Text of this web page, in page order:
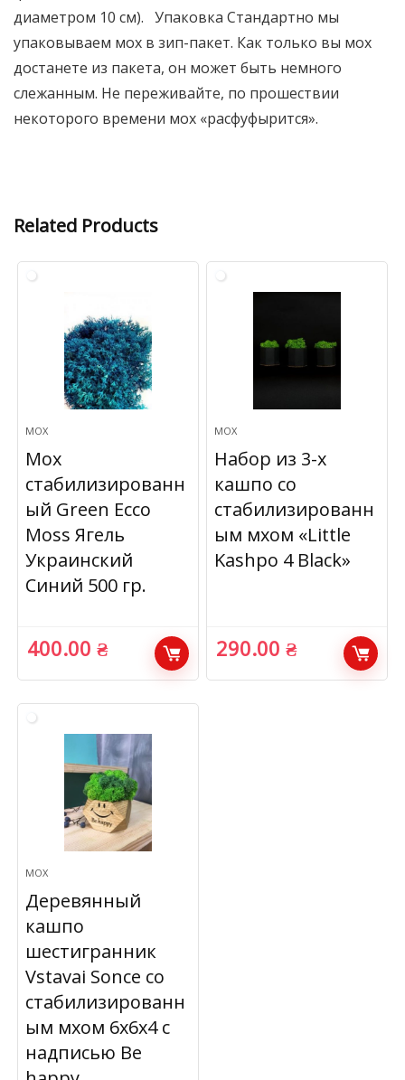
диаметром 10 см). Упаковка Стандартно мы
упаковываем мох в зип-пакет. Как только вы мох
достанете из пакета, он может быть немного
слежанным. Не переживайте, по прошествии
некоторого времени мох «расфуфырится».
Related Products
МОХ
Мох
стабилизированн
ый Green Ecco
Moss Ягель
Украинский
Синий 500 гр.
400.00₴
МОХ
Набор из 3-х
кашпо со
стабилизированн
ым мхом «Little
Kashpo 4 Black»
290.00₴
МОХ
Деревянный
кашпо
шестигранник
Vstavai Sonce со
стабилизированн
ым мхом 6х6х4 с
надписью Be